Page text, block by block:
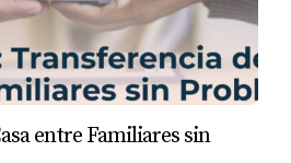
entre Familiares sin